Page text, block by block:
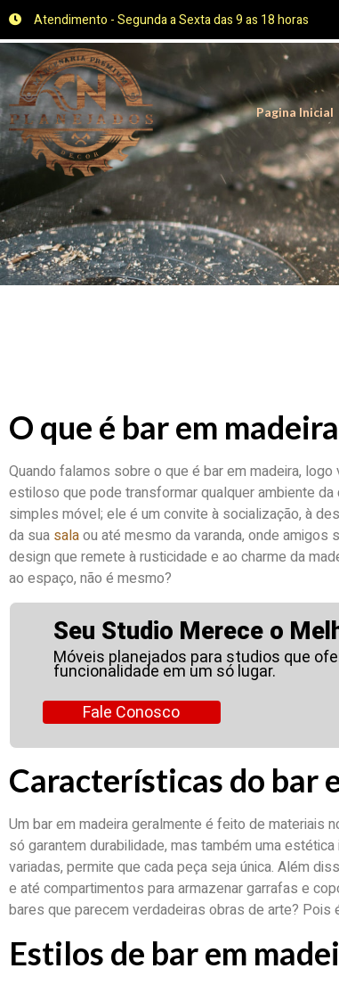
Atendimento - Segunda a Sexta das 9 as 18 horas
Pagina Inicial
O que é bar em madeira
Quando falamos sobre o que é bar em madeira,
estiloso que pode transformar qualquer ambiente da
simples móvel; ele é um convite à socialização, à
da sua salaou até mesmo da varanda, onde amigos
design que remete à rusticidade e ao charme da
ao espaço, não é mesmo?
Seu Studio Merece o
Móveis planejados para studios que
funcionalidade em um só lugar.
Fale Conosco
Características do bar
Um bar em madeira geralmente é feito de materiais
só garantem durabilidade, mas também uma
variadas, permite que cada peça seja única. Além
e até compartimentos para armazenar garrafas e
bares que parecem verdadeiras obras de arte? Pois
Estilos de bar em